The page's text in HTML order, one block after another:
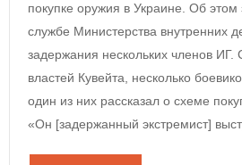
покупке оружия в Украине. Об этом
службе Министерства внутренних
задержания нескольких членов
властей Кувейта, несколько
один из них рассказал о схеме
«Он [задержанный экстремист]